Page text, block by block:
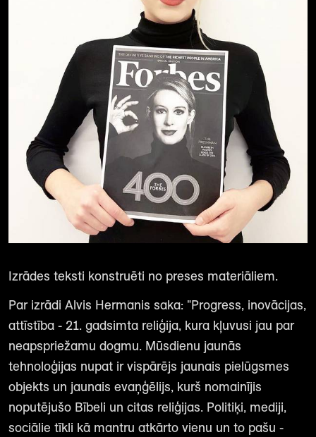
Izrādes teksti konstruēti no preses materiāliem.
Par izrādi Alvis Hermanis saka: "Progress, inovācijas,
attīstība - 21. gadsimta reliģija, kura kļuvusi jau par
neapspriežamu dogmu. Mūsdienu jaunās
tehnoloģijas nupat ir vispārējs jaunais pielūgsmes
objekts un jaunais evaņģēlijs, kurš nomainījis
noputējušo Bībeli un citas reliģijas. Politiķi, mediji,
sociālie tīkli kā mantru atkārto vienu un to pašu -